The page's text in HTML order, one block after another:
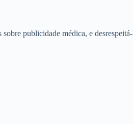
publicidade médica, e desrespeitá-